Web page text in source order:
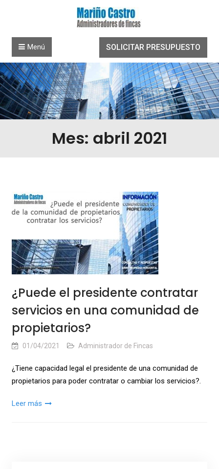
SOLICITAR PRESUPUESTO
Menú
Mes: abril 2021
¿Puede el presidente contratar
servicios en una comunidad de
propietarios?
01/04/2021 Administrador de Fincas
¿Tiene capacidad legal el presidente de una comunidad de
propietarios para poder contratar o cambiar los servicios?.
Leer más